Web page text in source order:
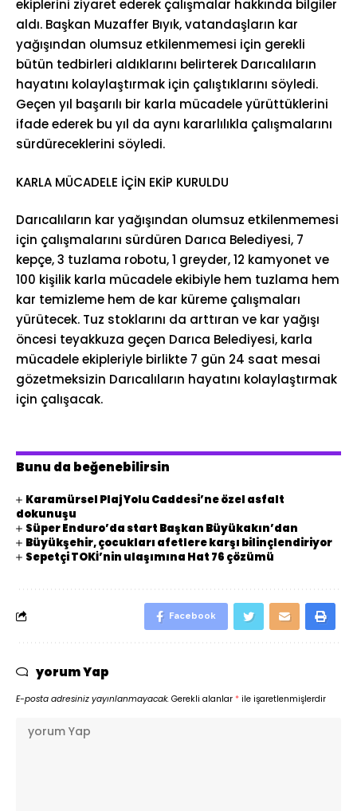
ekiplerini ziyaret ederek çalışmalar hakkında bilgiler
aldı. Başkan Muzaffer Bıyık, vatandaşların kar
yağışından olumsuz etkilenmemesi için gerekli
bütün tedbirleri aldıklarını belirterek Darıcalıların
hayatını kolaylaştırmak için çalıştıklarını söyledi.
Geçen yıl başarılı bir karla mücadele yürüttüklerini
ifade ederek bu yıl da aynı kararlılıkla çalışmalarını
sürdüreceklerini söyledi.
KARLA MÜCADELE İÇİN EKİP KURULDU
Darıcalıların kar yağışından olumsuz etkilenmemesi
için çalışmalarını sürdüren Darıca Belediyesi, 7
kepçe, 3 tuzlama robotu, 1 greyder, 12 kamyonet ve
100 kişilik karla mücadele ekibiyle hem tuzlama hem
kar temizleme hem de kar küreme çalışmaları
yürütecek. Tuz stoklarını da arttıran ve kar yağışı
öncesi teyakkuza geçen Darıca Belediyesi, karla
mücadele ekipleriyle birlikte 7 gün 24 saat mesai
gözetmeksizin Darıcalıların hayatını kolaylaştırmak
için çalışacak.
Bunu da beğenebilirsin
Karamürsel Plaj Yolu Caddesi’ne özel asfalt
dokunuşu
Süper Enduro’da start Başkan Büyükakın’dan
Büyükşehir, çocukları afetlere karşı bilinçlendiriyor
Sepetçi TOKİ’nin ulaşımına Hat 76 çözümü
Facebook
yorum Yap
E-posta adresiniz yayınlanmayacak. Gerekli alanlar * ile işaretlenmişlerdir